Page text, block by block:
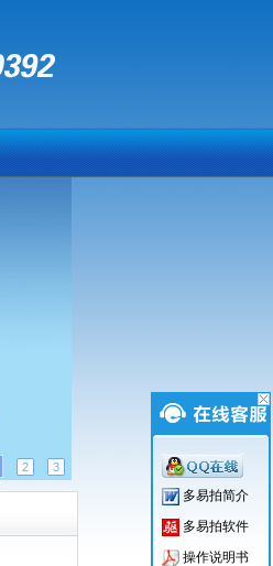
2 3
多易拍简介
多易拍软件
操作说明书